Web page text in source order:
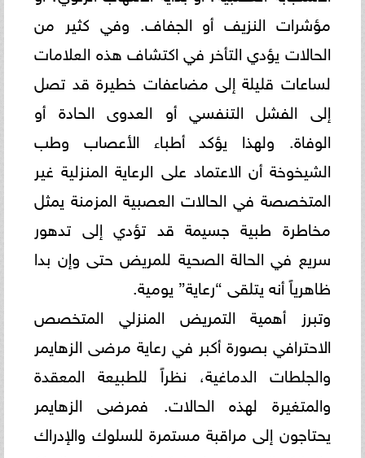
مؤشرات النزيف أو الجفاف. وفي كثير من
الحالات يؤدي التأخر في اكتشاف هذه العلامات
لساعات قليلة إلى مضاعفات خطيرة قد تصل
إلى الفشل التنفسي أو العدوى الحادة أو
الوفاة. ولهذا يؤكد أطباء الأعصاب وطب
الشيخوخة أن الاعتماد على الرعاية المنزلية غير
المتخصصة في الحالات العصبية المزمنة يمثل
مخاطرة طبية جسيمة قد تؤدي إلى تدهور
سريع في الحالة الصحية للمريض حتى وإن بدا
ظاهرياً أنه يتلقى “رعاية” يومية.
وتبرز أهمية التمريض المنزلي المتخصص
الاحترافي بصورة أكبر في رعاية مرضى الزهايمر
والجلطات الدماغية، نظراً للطبيعة المعقدة
والمتغيرة لهذه الحالات. فمرضى الزهايمر
يحتاجون إلى مراقبة مستمرة للسلوك والإدراك